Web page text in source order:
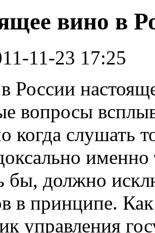
вино в
11-23 17:25
России
вопросы
когда слушать
именно
бы, должно
в принципе.
управления